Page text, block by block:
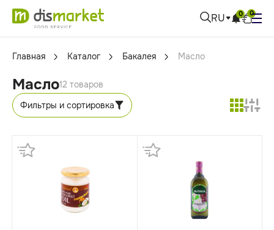
RU 0 0
Главная Каталог Бакалея Масло
Масло12 товаров
Фильтры и сортировка